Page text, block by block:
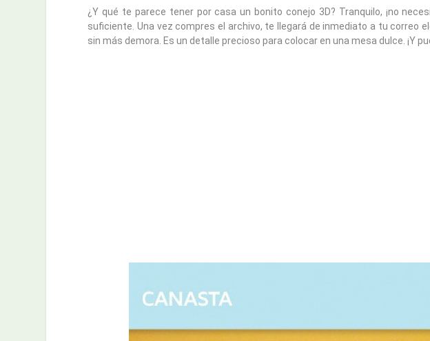
¿Y qué te parece tener por casa un bonito conejo 3D? Tranquilo, ¡no
suficiente. Una vez compres el archivo, te llegará de inmediato a tu correo
sin más demora. Es un detalle precioso para colocar en una mesa dulce. ¡Y